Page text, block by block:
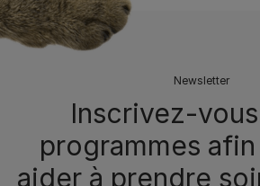
Newsletter
Inscrivez-
programmes
aider à prendre